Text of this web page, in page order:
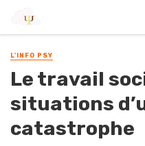
L'INFO PSY
Le travail
situations
catastrophe